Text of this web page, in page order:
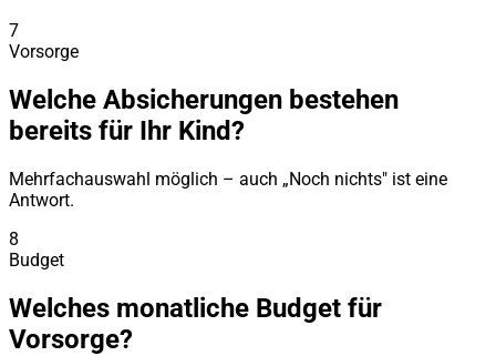
7
Vorsorge
Welche Absicherungen bestehen
bereits für Ihr Kind?
Mehrfachauswahl möglich – auch „Noch nichts" ist eine
Antwort.
8
Budget
Welches monatliche Budget für
Vorsorge?